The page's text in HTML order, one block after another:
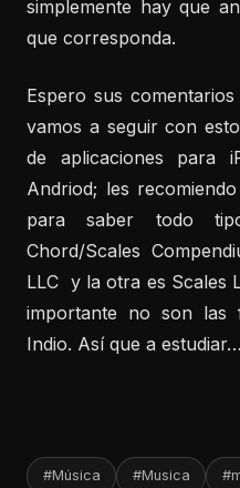
simplemente hay que
que corresponda.
Espero sus
vamos a seguir con
de aplicaciones para
Andriod; les
para saber todo
Chord/Scales
LLC y la otra es Scales
importante no son
Indio. Así que a estudiar…
#Música #Musica